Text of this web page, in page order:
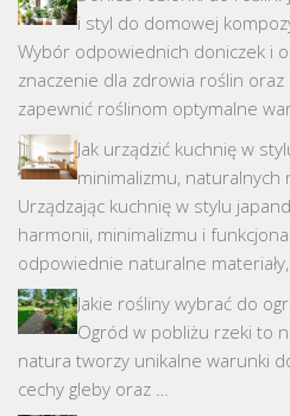
i styl do domowej
Wybór odpowiednich doniczek i
znaczenie dla zdrowia roślin
zapewnić roślinom optymalne
Jak urządzić kuchnię w
minimalizmu, naturalnych
Urządzając kuchnię w stylu
harmonii, minimalizmu i
odpowiednie naturalne
Jakie rośliny wybrać do
Ogród w pobliżu rzeki to
natura tworzy unikalne warunki
cechy gleby oraz …